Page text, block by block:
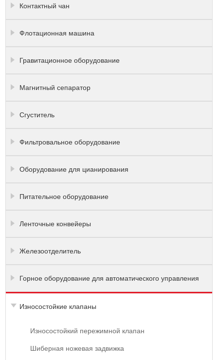
Контактный чан
Флотационная машина
Гравитационное оборудование
Магнитный сепаратор
Сгуститель
Фильтровальное оборудование
Оборудование для цианирования
Питательное оборудование
Ленточные конвейеры
Железоотделитель
Горное оборудование для автоматического управления
Износостойкие клапаны
Износостойкий пережимной клапан
Шиберная ножевая задвижка